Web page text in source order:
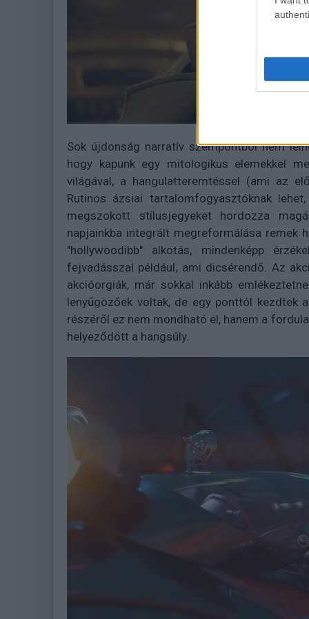
Sok újdonság narratív szempontból nem
hogy kapunk egy mitologikus elemekkel
világával, a hangulatteremtéssel (ami az
Rutinos ázsiai tartalomfogyasztóknak
megszokott stílusjegyeket hordozza
napjainkba integrált megreformálása
"hollywoodibb" alkotás, mindenképp
fejvadásszal például, ami dicsérendő. Az
akcióorgiák, már sokkal inkább
lenyűgözőek voltak, de egy ponttól kezdtek
részéről ez nem mondható el, hanem a
helyeződött a hangsúly.